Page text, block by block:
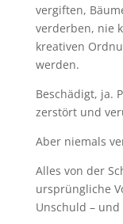
vergiften,
verderben, nie
kreativen
werden.
Beschädigt, ja.
zerstört und
Aber niemals
Alles von der
ursprüngliche
Unschuld –